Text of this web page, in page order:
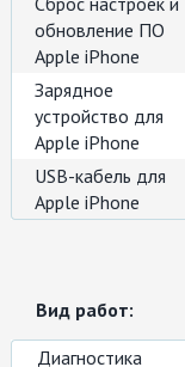
обновление ПО
Apple iPhone
Зарядное
устройство для
Apple iPhone
USB-кабель для
Apple iPhone
Вид работ:
Диагностика